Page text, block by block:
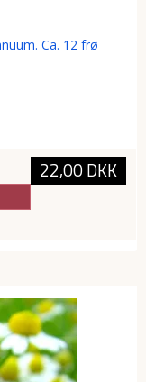
Ca. 12 frø
22,00 DKK